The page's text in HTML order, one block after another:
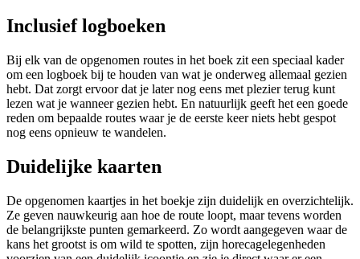
Inclusief logboeken
Bij elk van de opgenomen routes in het boek zit een speciaal kader
om een logboek bij te houden van wat je onderweg allemaal gezien
hebt. Dat zorgt ervoor dat je later nog eens met plezier terug kunt
lezen wat je wanneer gezien hebt. En natuurlijk geeft het een goede
reden om bepaalde routes waar je de eerste keer niets hebt gespot
nog eens opnieuw te wandelen.
Duidelijke kaarten
De opgenomen kaartjes in het boekje zijn duidelijk en overzichtelijk.
Ze geven nauwkeurig aan hoe de route loopt, maar tevens worden
de belangrijkste punten gemarkeerd. Zo wordt aangegeven waar de
kans het grootst is om wild te spotten, zijn horecagelegenheden